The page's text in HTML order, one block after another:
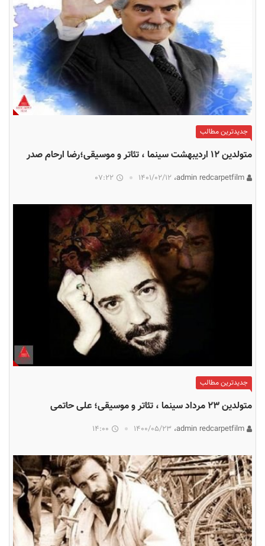
جدیدترین مطالب
متولدین ۱۲ اردیبهشت سینما ، تئاتر و موسیقی؛رضا ارحام صدر
۱۴۰۱/۰۲/۱۲ 07:22
جدیدترین مطالب
متولدین ۲۳ مرداد سینما ، تئاتر و موسیقی؛ علی حاتمی
۱۴۰۰/۰۵/۲۳ 14:00